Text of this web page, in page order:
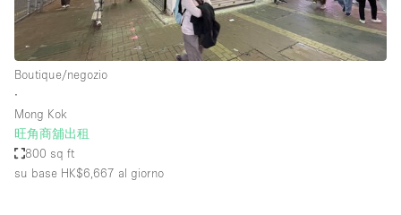
Boutique/negozio
∙
Mong Kok
旺角商舖出租
800 sq ft
su base HK$6,667 al giorno